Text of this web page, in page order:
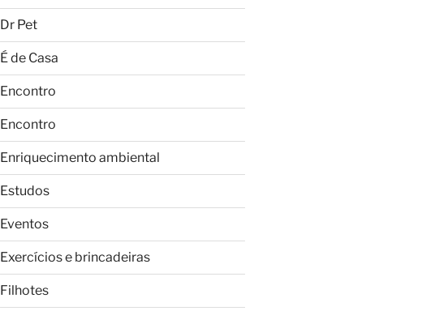
Dr Pet
É de Casa
Encontro
Encontro
Enriquecimento ambiental
Estudos
Eventos
Exercícios e brincadeiras
Filhotes